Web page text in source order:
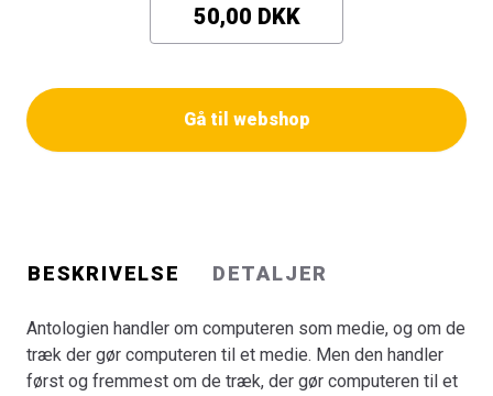
50,00 DKK
Gå til webshop
BESKRIVELSE DETALJER
Antologien handler om computeren som medie, og om de
træk der gør computeren til et medie. Men den handler
først og fremmest om de træk, der gør computeren til et